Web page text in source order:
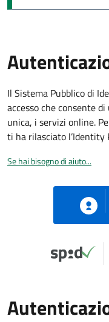
Il Sistema Pubblico di
accesso che consente
unica, i servizi online.
ti ha rilasciato l’Identity
Se hai bisogno di aiuto...